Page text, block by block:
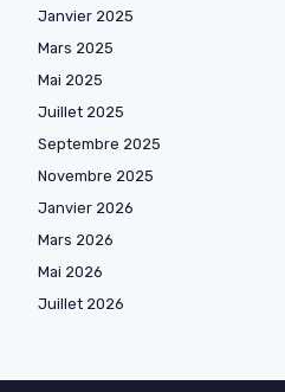
Janvier 2025
Mars 2025
Mai 2025
Juillet 2025
Septembre 2025
Novembre 2025
Janvier 2026
Mars 2026
Mai 2026
Juillet 2026